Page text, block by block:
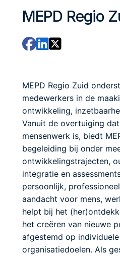
MEPD Regio
MEPD Regio Zuid
medewerkers in de
ontwikkeling,
Vanuit de overtuiging
mensenwerk is, biedt
begeleiding bij onder
ontwikkelingstrajecten,
integratie en
persoonlijk,
aandacht voor mens,
helpt bij het
het creëren van nieuwe
afgestemd op
organisatiedoelen. Als